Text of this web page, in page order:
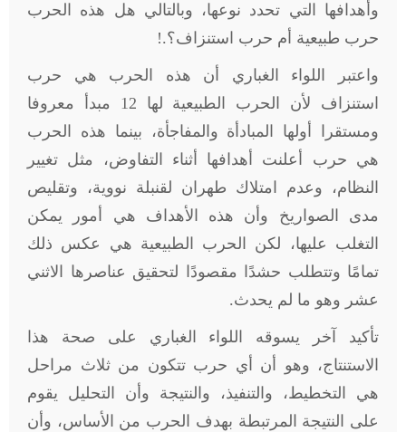
وأهدافها التي تحدد نوعها، وبالتالي هل هذه الحرب
حرب طبيعية أم حرب استنزاف؟!.
واعتبر اللواء الغباري أن هذه الحرب هي حرب
استنزاف لأن الحرب الطبيعية لها 12 مبدأ معروفا
ومستقرا أولها المبادأة والمفاجأة، بينما هذه الحرب
هي حرب أعلنت أهدافها أثناء التفاوض، مثل تغيير
النظام، وعدم امتلاك طهران لقنبلة نووية، وتقليص
مدى الصواريخ وأن هذه الأهداف هي أمور يمكن
التغلب عليها، لكن الحرب الطبيعية هي عكس ذلك
تمامًا وتتطلب حشدًا مقصودًا لتحقيق عناصرها الاثني
عشر وهو ما لم يحدث.
تأكيد آخر يسوقه اللواء الغباري على صحة هذا
الاستنتاج، وهو أن أي حرب تتكون من ثلاث مراحل
هي التخطيط، والتنفيذ، والنتيجة وأن التحليل يقوم
على النتيجة المرتبطة بهدف الحرب من الأساس، وأن